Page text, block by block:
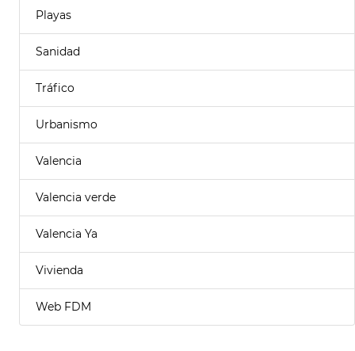
Playas
Sanidad
Tráfico
Urbanismo
Valencia
Valencia verde
Valencia Ya
Vivienda
Web FDM